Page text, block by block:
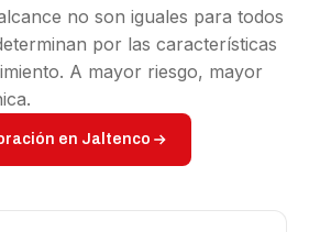
no son iguales para todos
por las características
A mayor riesgo, mayor
en Jaltenco